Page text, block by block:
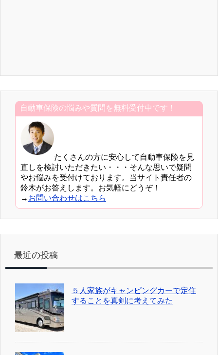
自動車保険の悩みや質問を無料受付中です！
たくさんの方に安心して自動車保険を見
直しを検討いただきたい・・・そんな思いで疑問
やお悩みを受付けております。当サイト責任者の
鈴木がお答えします。お気軽にどうぞ！
→ お問い合わせはこちら
最近の投稿
５人家族がキャンピングカーで定住
することを真剣に考えてみた